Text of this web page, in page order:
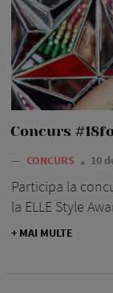
Concurs
— CONCURS 10
Participa la
la ELLE Style
+ MAI MULTE